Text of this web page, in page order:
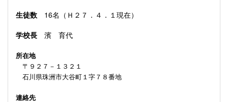
生徒数 16名（Ｈ２７．４．１現在）
学校長 濱 育代
所在地
〒９２７－１３２１
石川県珠洲市大谷町１字７８番地
連絡先